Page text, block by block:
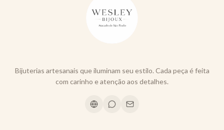
Bijuterias artesanais que iluminam seu estilo. Cada peça é feita
com carinho e atenção aos detalhes.